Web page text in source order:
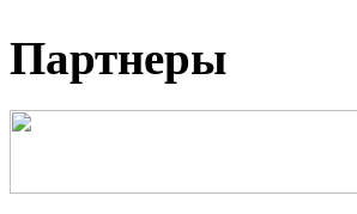
Партнеры